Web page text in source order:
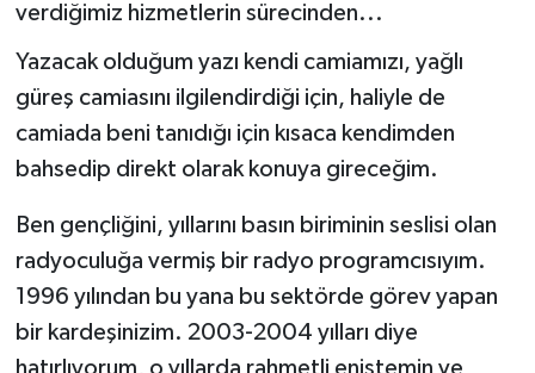
verdiğimiz hizmetlerin sürecinden...
Yazacak olduğum yazı kendi camiamızı, yağlı
güreş camiasını ilgilendirdiği için, haliyle de
camiada beni tanıdığı için kısaca kendimden
bahsedip direkt olarak konuya gireceğim.
Ben gençliğini, yıllarını basın biriminin seslisi olan
radyoculuğa vermiş bir radyo programcısıyım.
1996 yılından bu yana bu sektörde görev yapan
bir kardeşinizim. 2003-2004 yılları diye
hatırlıyorum, o yıllarda rahmetli eniştemin ve